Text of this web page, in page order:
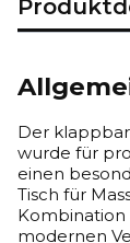
Der
wurde für
einen
Tisch für
Kombination
modernen